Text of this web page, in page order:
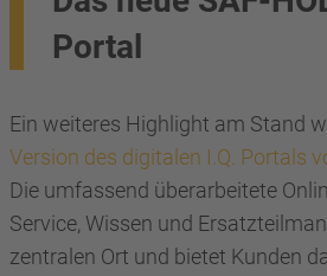
Portal
Ein weiteres Highlight am Stand
Version des digitalen I.Q. Portals
Die umfassend überarbeitete
Service, Wissen und
zentralen Ort und bietet Kunden